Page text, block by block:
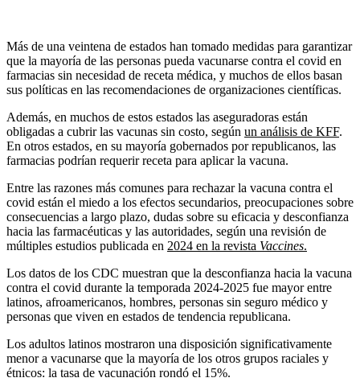
Más de una veintena de estados han tomado medidas para garantizar
que la mayoría de las personas pueda vacunarse contra el covid en
farmacias sin necesidad de receta médica, y muchos de ellos basan
sus políticas en las recomendaciones de organizaciones científicas.
Además, en muchos de estos estados las aseguradoras están
obligadas a cubrir las vacunas sin costo, según un análisis de KFF.
En otros estados, en su mayoría gobernados por republicanos, las
farmacias podrían requerir receta para aplicar la vacuna.
Entre las razones más comunes para rechazar la vacuna contra el
covid están el miedo a los efectos secundarios, preocupaciones sobre
consecuencias a largo plazo, dudas sobre su eficacia y desconfianza
hacia las farmacéuticas y las autoridades, según una revisión de
múltiples estudios publicada en 2024 en la revista Vaccines.
Los datos de los CDC muestran que la desconfianza hacia la vacuna
contra el covid durante la temporada 2024-2025 fue mayor entre
latinos, afroamericanos, hombres, personas sin seguro médico y
personas que viven en estados de tendencia republicana.
Los adultos latinos mostraron una disposición significativamente
menor a vacunarse que la mayoría de los otros grupos raciales y
étnicos: la tasa de vacunación rondó el 15%.